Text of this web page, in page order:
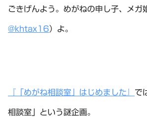
ごきげんよう。めがねの申し子、メガ
@khtax16）よ。
『「めがね相談室」はじめました』 で
相談室」という謎企画。